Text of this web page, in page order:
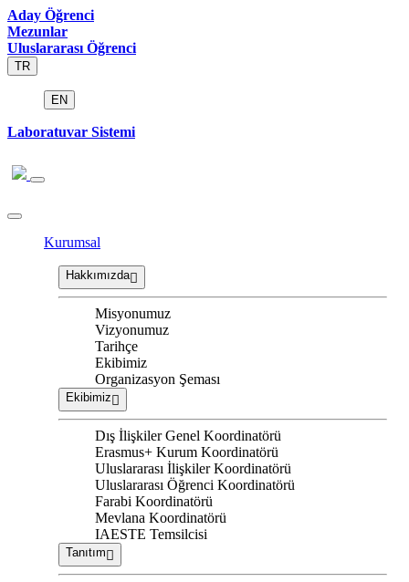
Aday Öğrenci
Mezunlar
Uluslararası Öğrenci
TR
EN
Laboratuvar Sistemi
Kurumsal
Hakkımızda
Misyonumuz
Vizyonumuz
Tarihçe
Ekibimiz
Organizasyon Şeması
Ekibimiz
Dış İlişkiler Genel Koordinatörü
Erasmus+ Kurum Koordinatörü
Uluslararası İlişkiler Koordinatörü
Uluslararası Öğrenci Koordinatörü
Farabi Koordinatörü
Mevlana Koordinatörü
IAESTE Temsilcisi
Tanıtım